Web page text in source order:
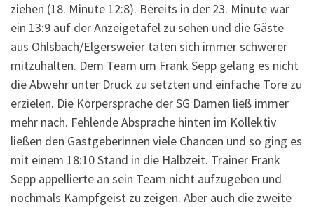
ziehen (18. Minute 12:8). Bereits in der 23. Minute war
ein 13:9 auf der Anzeigetafel zu sehen und die Gäste
aus Ohlsbach/Elgersweier taten sich immer schwerer
mitzuhalten. Dem Team um Frank Sepp gelang es nicht
die Abwehr unter Druck zu setzten und einfache Tore zu
erzielen. Die Körpersprache der SG Damen ließ immer
mehr nach. Fehlende Absprache hinten im Kollektiv
ließen den Gastgeberinnen viele Chancen und so ging es
mit einem 18:10 Stand in die Halbzeit. Trainer Frank
Sepp appellierte an sein Team nicht aufzugeben und
nochmals Kampfgeist zu zeigen. Aber auch die zweite